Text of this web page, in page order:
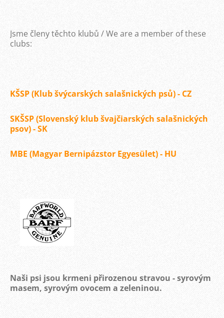
Jsme členy těchto klubů / We are a member of these
clubs:
KŠSP (Klub švýcarských salašnických psů) - CZ
SKŠSP (Slovenský klub švajčiarských salašnických
psov) - SK
MBE (Magyar Bernipázstor Egyesület) - HU
Naši psi jsou krmeni přirozenou stravou - syrovým
masem, syrovým ovocem a zeleninou.